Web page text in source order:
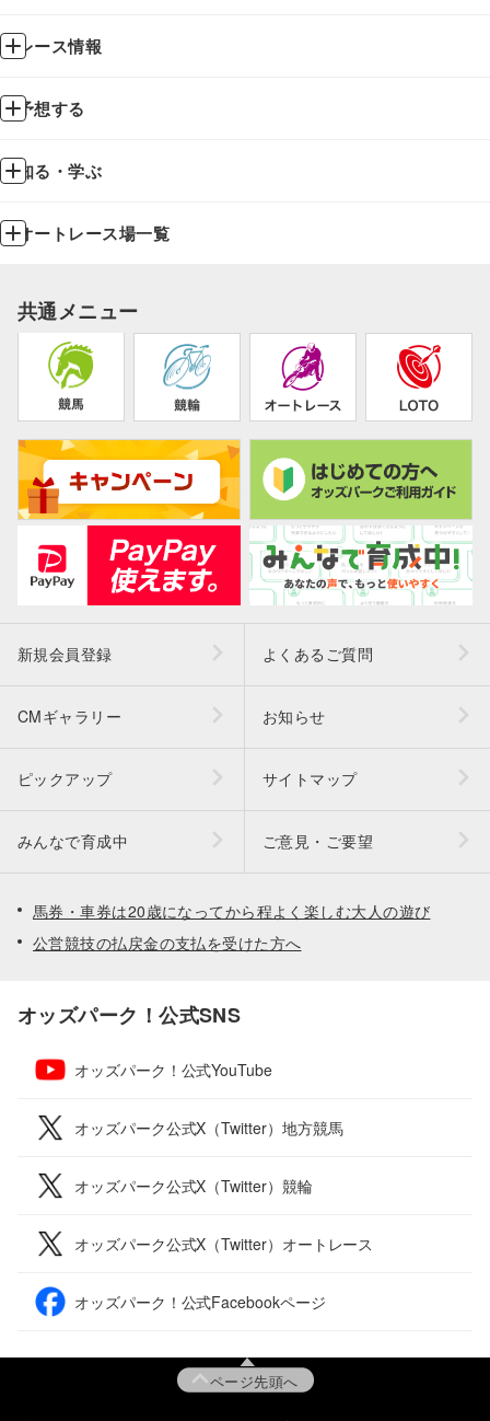
レース情報
予想する
知る・学ぶ
オートレース場一覧
共通メニュー
新規会員登録 よくあるご質問
CMギャラリー お知らせ
ピックアップ サイトマップ
みんなで育成中 ご意見・ご要望
馬券・車券は20歳になってから程よく楽しむ大人の遊び
公営競技の払戻金の支払を受けた方へ
オッズパーク！公式SNS
オッズパーク！公式YouTube
オッズパーク公式X（Twitter）地方競馬
オッズパーク公式X（Twitter）競輪
オッズパーク公式X（Twitter）オートレース
オッズパーク！公式Facebookページ
ページ先頭へ